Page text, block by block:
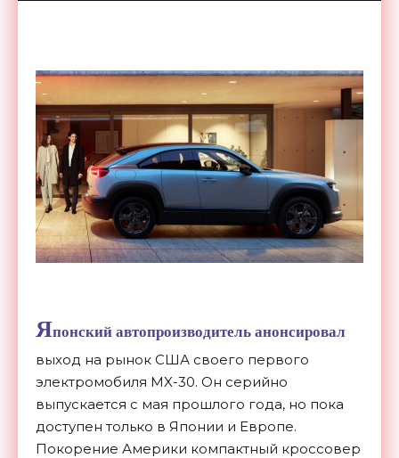
Японский автопроизводитель анонсировал
выход на рынок США своего первого
электромобиля MX-30. Он серийно
выпускается с мая прошлого года, но пока
доступен только в Японии и Европе.
Покорение Америки компактный кроссовер